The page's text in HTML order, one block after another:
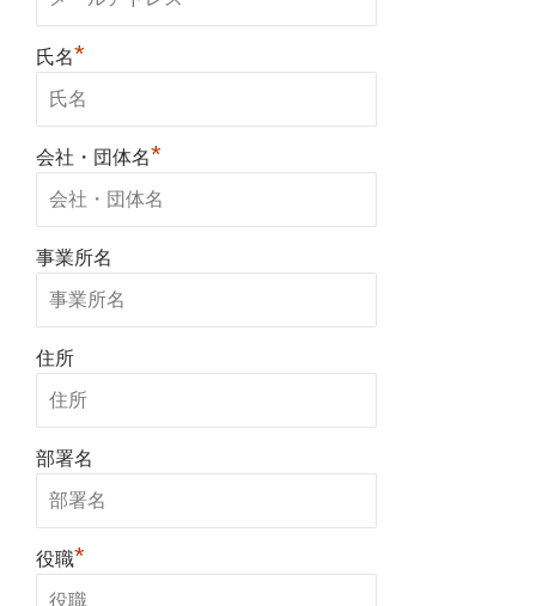
氏名*
会社・団体名*
事業所名
住所
部署名
役職*